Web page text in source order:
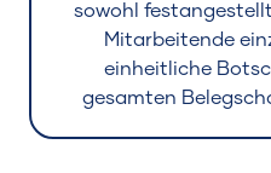
sowohl
Mitarbeitende
einheitliche
gesamten